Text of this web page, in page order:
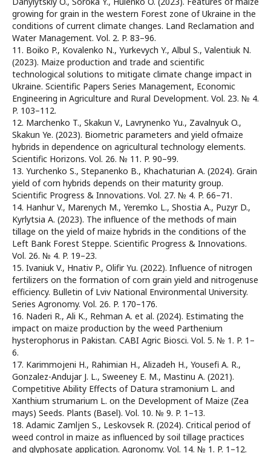
growing for grain in the western Forest zone of Ukraine in the
conditions of current climate changes. Land Reclamation and
Water Management. Vol. 2. P. 83–96.
11. Boiko P., Kovalenko N., Yurkevych Y., Albul S., Valentiuk N.
(2023). Maize production and trade and scientific
technological solutions to mitigate climate change impact in
Ukraine. Scientific Papers Series Management, Economic
Engineering in Agriculture and Rural Development. Vol. 23. № 4.
P. 103–112.
12. Marchenko T., Skakun V., Lavrynenko Yu., Zavalnyuk O.,
Skakun Ye. (2023). Biometric parameters and yield ofmaize
hybrids in dependence on agricultural technology elements.
Scientific Horizons. Vol. 26. № 11. P. 90–99.
13. Yurchenko S., Stepanenko B., Khachaturian A. (2024). Grain
yield of corn hybrids depends on their maturity group.
Scientific Progress & Innovations. Vol. 27. № 4. P. 66–71.
14. Hanhur V., Marenych M., Yeremko L., Shostia A., Puzyr D.,
Kyrlytsia A. (2023). The influence of the methods of main
tillage on the yield of maize hybrids in the conditions of the
Left Bank Forest Steppe. Scientific Progress & Innovations.
Vol. 26. № 4. P. 19–23.
15. Ivaniuk V., Hnativ P., Olifir Yu. (2022). Influence of nitrogen
fertilizers on the formation of corn grain yield and nitrogenuse
efficiency. Bulletin of Lviv National Environmental University.
Series Agronomy. Vol. 26. P. 170–176.
16. Naderi R., Ali K., Rehman A. et al. (2024). Estimating the
impact on maize production by the weed Parthenium
hysterophorus in Pakistan. CABI Agric Biosci. Vol. 5. № 1. P. 1–
6.
17. Karimmojeni H., Rahimian H., Alizadeh H., Yousefi A. R.,
Gonzalez-Andujar J. L., Sweeney E. M., Mastinu A. (2021).
Competitive Ability Effects of Datura stramonium L. and
Xanthium strumarium L. on the Development of Maize (Zea
mays) Seeds. Plants (Basel). Vol. 10. № 9. P. 1–13.
18. Adamic Zamljen S., Leskovsek R. (2024). Critical period of
weed control in maize as influenced by soil tillage practices
and glyphosate application. Agronomy. Vol. 14. № 1. P. 1–12.